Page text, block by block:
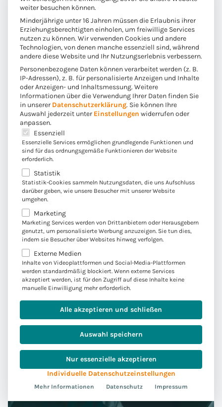
Veröffentlicht am 28.08.2025
28.08.2025
FiDA-IT-Guide: APIs, Open Banking und
FDSS im Überblick
FiDA ist mehr als Regulierung, es ist ein IT-
Projekt: Mit sicheren APIs, ISO 20022 und
modernen IT-Standards wird ein kontrollierter
Zugang zu Finanzdaten ermöglicht. Wie sich IT-
Abteilungen von Versicherern auf FiDA vorbereiten
können, welche Rolle das Financial Data Sharing
1 min Weiterlesen
weiter besuchen können.
Minderjährige unter 16 Jahren müssen die Erlaubnis ihrer
Erziehungsberechtigten einholen, um freiwillige Services
nutzen zu können. Wir verwenden Cookies und andere
Technologien, von denen manche essenziell sind, während
andere diese Website und Ihr Nutzungserlebnis verbessern.
Personenbezogene Daten können verarbeitet werden (z. B.
IP-Adressen), z. B. für personalisierte Anzeigen und Inhalte
oder Anzeigen- und Inhaltsmessung. Weitere
Informationen über die Verwendung Ihrer Daten finden Sie
in unserer Datenschutzerklärung. Sie können Ihre
Auswahl jederzeit unter Einstellungen widerrufen oder
anpassen.
Es folgt eine Liste der Service-Gruppen, für die eine
Essenziell
Essenzielle Services ermöglichen grundlegende Funktionen und
sind für das ordnungsgemäße Funktionieren der Website
erforderlich.
Statistik
Statistik-Cookies sammeln Nutzungsdaten, die uns Aufschluss
darüber geben, wie unsere Besucher mit unserer Website
umgehen.
Marketing
Marketing Services werden von Drittanbietern oder Herausgebern
genutzt, um personalisierte Werbung anzuzeigen. Sie tun dies,
indem sie Besucher über Websites hinweg verfolgen.
Externe Medien
Inhalte von Videoplattformen und Social-Media-Plattformen
werden standardmäßig blockiert. Wenn externe Services
akzeptiert werden, ist für den Zugriff auf diese Inhalte keine
manuelle Einwilligung mehr erforderlich.
Alle akzeptieren und schließen
Auswahl speichern
Nur essenzielle akzeptieren
Individuelle Datenschutzeinstellungen
Mehr Informationen Datenschutz Impressum